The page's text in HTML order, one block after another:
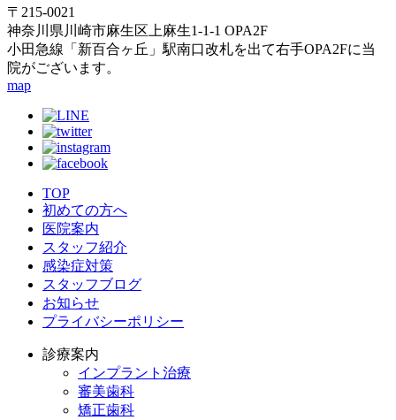
〒215-0021
神奈川県川崎市麻生区上麻生1-1-1 OPA2F
小田急線「新百合ヶ丘」駅南口改札を出て右手OPA2Fに当
院がございます。
map
TOP
初めての方へ
医院案内
スタッフ紹介
感染症対策
スタッフブログ
お知らせ
プライバシーポリシー
診療案内
インプラント治療
審美歯科
矯正歯科